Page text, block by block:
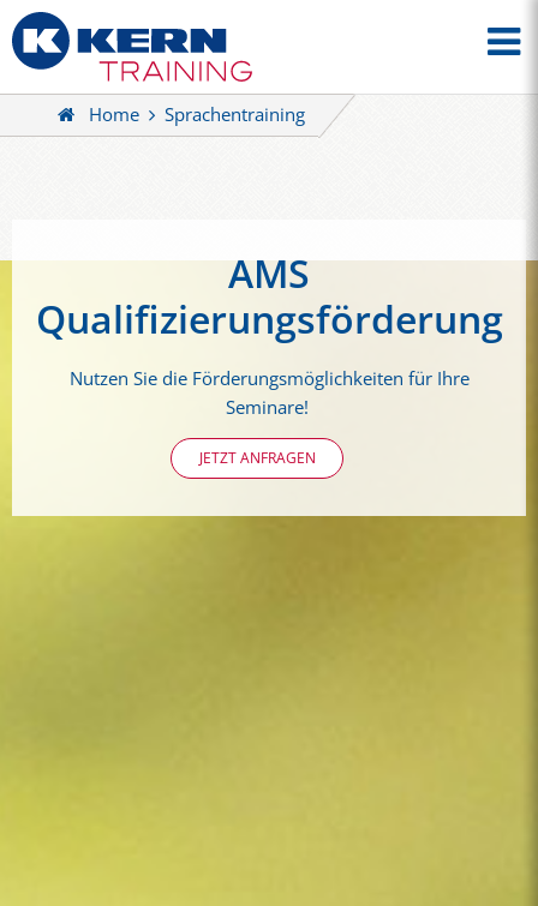
Home Sprachentraining
AMS
Qualifizierungsförderung
Nutzen Sie die Förderungsmöglichkeiten für Ihre
Seminare!
JETZT ANFRAGEN